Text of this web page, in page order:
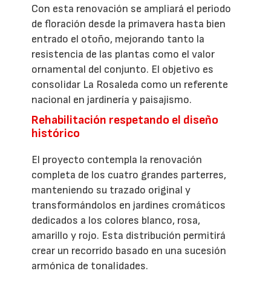
Con esta renovación se ampliará el periodo
de floración desde la primavera hasta bien
entrado el otoño, mejorando tanto la
resistencia de las plantas como el valor
ornamental del conjunto. El objetivo es
consolidar La Rosaleda como un referente
nacional en jardinería y paisajismo.
Rehabilitación respetando el diseño
histórico
El proyecto contempla la renovación
completa de los cuatro grandes parterres,
manteniendo su trazado original y
transformándolos en jardines cromáticos
dedicados a los colores blanco, rosa,
amarillo y rojo. Esta distribución permitirá
crear un recorrido basado en una sucesión
armónica de tonalidades.